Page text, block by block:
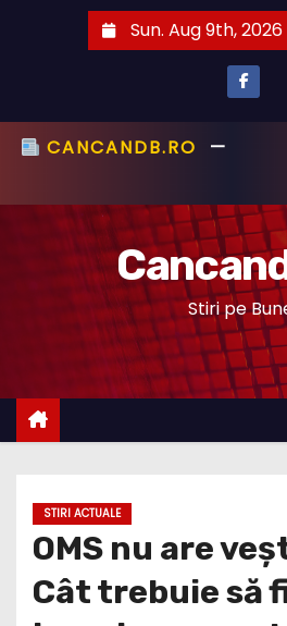
Sun. Aug 9th, 2026
CANCANDB.RO—
Stiri pe
OMS nu are
Cât trebuie să
imunizare